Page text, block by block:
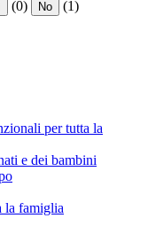
(0) No (1)
per tutta la
e dei bambini
la famiglia